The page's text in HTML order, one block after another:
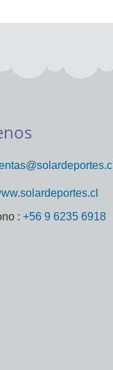
: +56 9 6235 6918